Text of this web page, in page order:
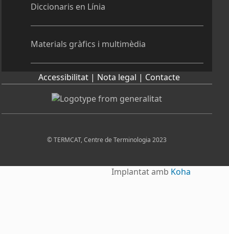
Diccionaris en Línia
Materials gràfics i multimèdia
Accessibilitat | Nota legal | Contacte
© TERMCAT, Centre de Terminologia 2023
Implantat amb Koha